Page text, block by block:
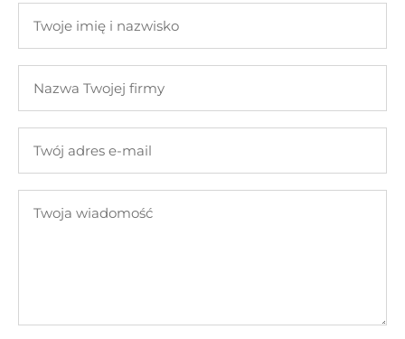
imię
nazwisko
Twojej
adres
mail
wiadomość